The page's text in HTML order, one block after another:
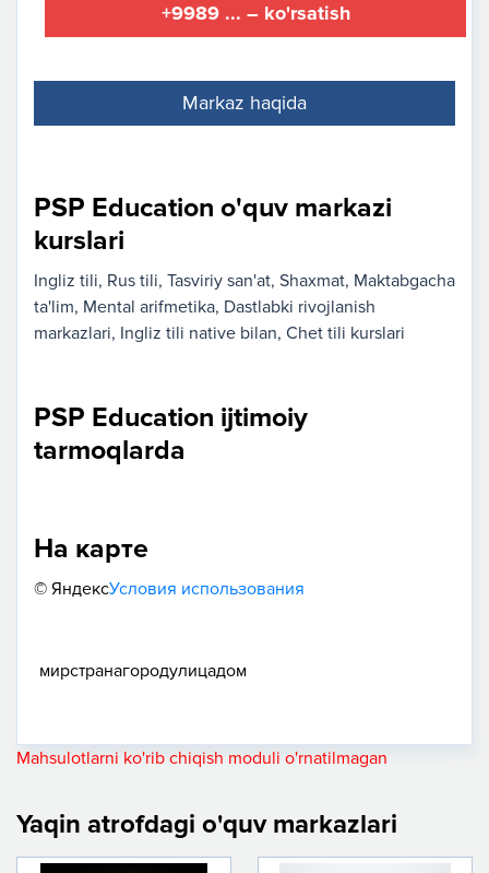
+9989 ... – ko'rsatish
Markaz haqida
PSP Education o'quv markazi
kurslari
Ingliz tili Rus tili Tasviriy san'at Shaxmat Maktabgacha
ta'lim Mental arifmetika Dastlabki rivojlanish
markazlari Ingliz tili native bilan Chet tili kurslari
PSP Education ijtimoiy
tarmoqlarda
На карте
© ЯндексУсловия использования
мирстранагородулицадом
Mahsulotlarni ko'rib chiqish moduli o'rnatilmagan
Yaqin atrofdagi o'quv markazlari